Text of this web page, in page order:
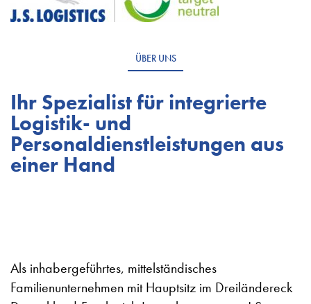
ÜBER UNS
Ihr Spezialist für integrierte
Logistik- und
Personaldienstleistungen aus
einer Hand
Als inhabergeführtes, mittelständisches
Familienunternehmen mit Hauptsitz im Dreiländereck